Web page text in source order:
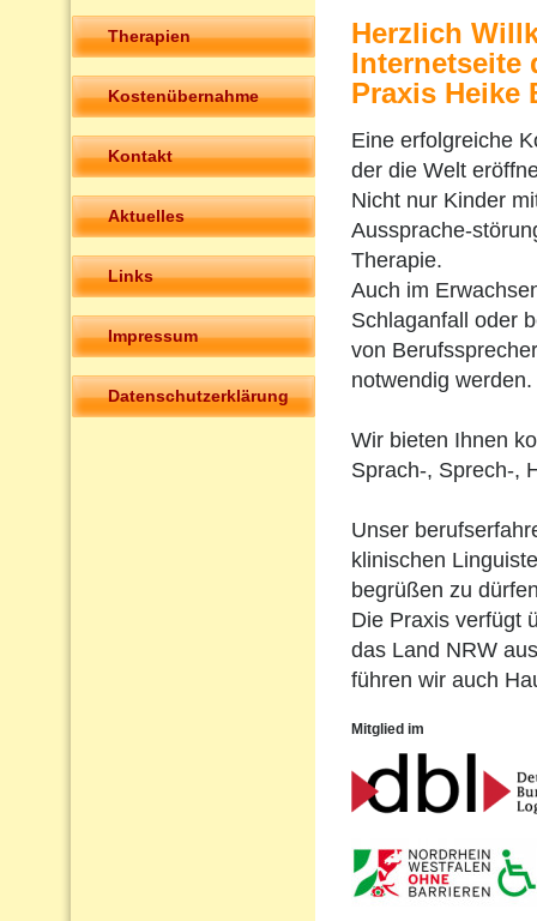
Therapien
Kostenübernahme
Kontakt
Aktuelles
Links
Impressum
Datenschutzerklärung
Herzlich
Internetseite
Praxis Heike
Eine erfolgreiche
der die Welt
Nicht nur Kinder
Aussprache-
Therapie.
Auch im
Schlaganfall oder
von
notwendig werden.
Wir bieten Ihnen
Sprach-, Sprech-,
Unser
klinischen
begrüßen zu
Die Praxis verfügt
das Land NRW
führen wir auch
Mitglied im